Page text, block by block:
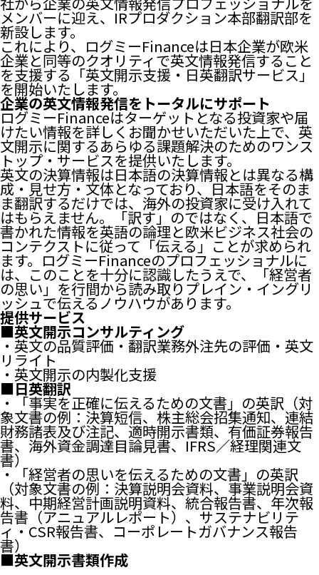
メンバーに迎え、IRプロダクション本部翻訳部を
新設します。
これにより、ログミーFinanceは日本企業が欧米
企業と同等のクオリティで英文情報発信すること
を支援する「英文開示支援・日英翻訳サービス」
を開始いたします。
企業の英文情報発信をトータルにサポート
ログミーFinanceはターゲットとなる投資家や届
けたい情報を詳しくお聞かせいただいた上で、英
文開示に関するあらゆる課題解決のためのワンス
トップ・サービスを提供いたします。
英文の決算情報は日本語の決算情報とは異なる構
成・見せ方・文体となっており、日本語をそのま
ま翻訳するだけでは、海外の投資家に受け入れて
はもらえません。「訳す」のではなく、日本語で
書かれた情報を英語の論理と欧米ビジネス社会の
コンテクストに従って「伝える」ことが求められ
ます。ログミーFinanceのプロフェッショナルに
は、このことを十分に認識したうえで、「経営者
の思い」を行間から読み取りプレイン・イングリ
ッシュで伝えるノウハウがあります。
提供サービス
■英文開示コンサルティング
・英文の品質評価・翻訳業務外注先の評価・英文
リライト
・英文開示の内製化支援
■日英翻訳
・「事実を正確に伝えるための文書」の英訳（対
象文書の例：決算短信、株主総会招集通知、連結
財務諸表及び注記、適時開示書類、有価証券報告
書、海外資金調達目論見書、IFRS／経理関連文
書）
・「経営者の思いを伝えるための文書」の英訳
（対象文書の例：決算説明会資料、事業説明会資
料、中期経営計画説明資料、統合報告書、年次報
告書（アニュアルレポート）、サステナビリテ
ィ・CSR報告書、コーポレートガバナンス報告
書）
■英文開示書類作成